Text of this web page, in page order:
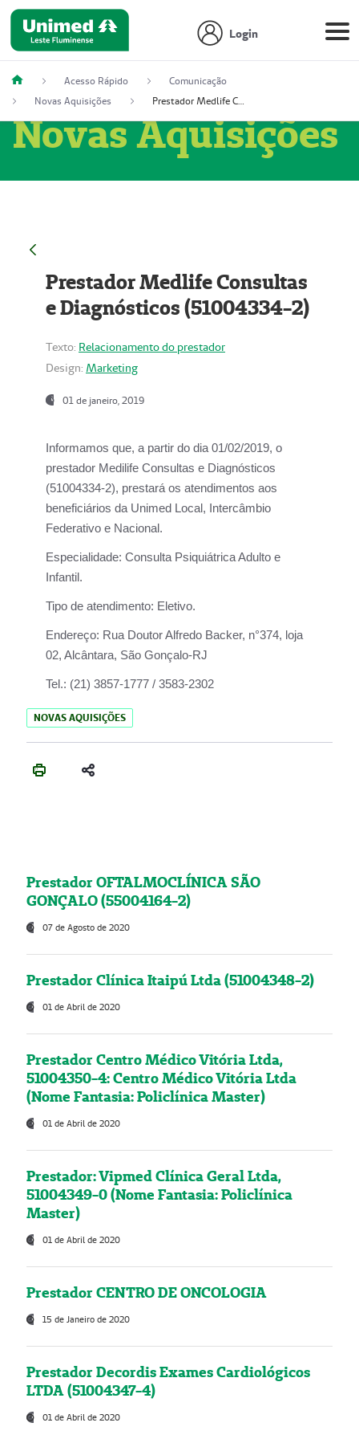
Login
Acesso Rápido
Comunicação
Novas Aquisições
Prestador Medlife Consultas e Diagnósticos (51004334-2)
Novas Aquisições
Prestador Medlife Consultas
e Diagnósticos (51004334-2)
Texto: Relacionamento do prestador
Design: Marketing
01 de janeiro, 2019
Informamos que, a partir do dia 01/02/2019, o
prestador Medilife Consultas e Diagnósticos
(51004334-2), prestará os atendimentos aos
beneficiários da Unimed Local, Intercâmbio
Federativo e Nacional.
Especialidade: Consulta Psiquiátrica Adulto e
Infantil.
Tipo de atendimento: Eletivo.
Endereço: Rua Doutor Alfredo Backer, n°374, loja
02, Alcântara, São Gonçalo-RJ
Tel.: (21) 3857-1777 / 3583-2302
NOVAS AQUISIÇÕES
Prestador OFTALMOCLÍNICA SÃO
GONÇALO (55004164-2)
07 de Agosto de 2020
Prestador Clínica Itaipú Ltda (51004348-2)
01 de Abril de 2020
Prestador Centro Médico Vitória Ltda,
51004350-4: Centro Médico Vitória Ltda
(Nome Fantasia: Policlínica Master)
01 de Abril de 2020
Prestador: Vipmed Clínica Geral Ltda,
51004349-0 (Nome Fantasia: Policlínica
Master)
01 de Abril de 2020
Prestador CENTRO DE ONCOLOGIA
15 de Janeiro de 2020
Prestador Decordis Exames Cardiológicos
LTDA (51004347-4)
01 de Abril de 2020